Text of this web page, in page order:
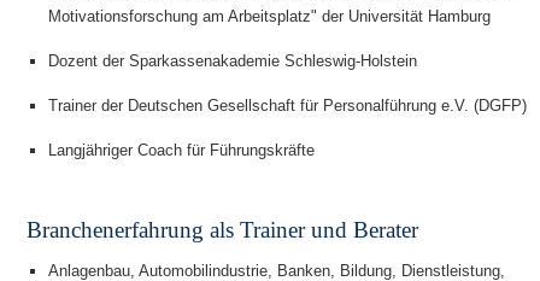
Motivationsforschung am Arbeitsplatz" der Universität Hamburg
Dozent der Sparkassenakademie Schleswig-Holstein
Trainer der Deutschen Gesellschaft für Personalführung e.V. (DGFP)
Langjähriger Coach für Führungskräfte
Branchenerfahrung als Trainer und Berater
Anlagenbau, Automobilindustrie, Banken, Bildung, Dienstleistung,